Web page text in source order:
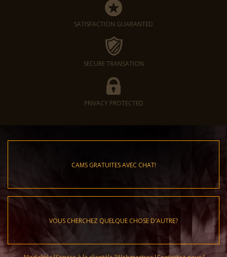
SATISFACTION GUARANTED
SECURE TRANSATION
PRIVACY PROTECTED
CAMS GRATUITES AVEC CHAT!
VOUS CHERCHEZ QUELQUE CHOSE D'AUTRE?